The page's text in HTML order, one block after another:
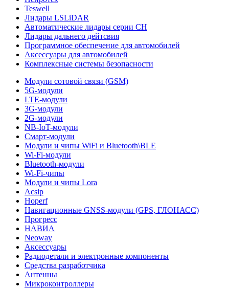
Teswell
Лидары LSLiDAR
Автоматические лидары серии CH
Лидары дальнего дейтсвия
Программное обеспечение для автомобилей
Аксессуары для автомобилей
Комплексные системы безопасности
Модули сотовой связи (GSM)
5G-модули
LTE-модули
3G-модули
2G-модули
NB-IoT-модули
Смарт-модули
Модули и чипы WiFi и Bluetooth\BLE
Wi-Fi-модули
Bluetooth-модули
Wi-Fi-чипы
Модули и чипы Lora
Acsip
Hoperf
Навигационные GNSS-модули (GPS, ГЛОНАСС)
Прогресс
НАВИА
Neoway
Аксессуары
Радиодетали и электронные компоненты
Средства разработчика
Антенны
Микроконтроллеры